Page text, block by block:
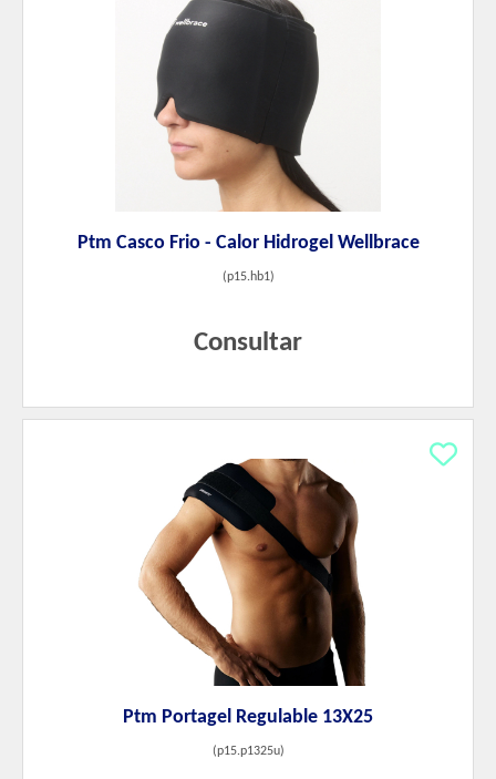
Ptm Casco Frio - Calor Hidrogel Wellbrace
(p15.hb1)
Consultar
Ptm Portagel Regulable 13X25
(p15.p1325u)